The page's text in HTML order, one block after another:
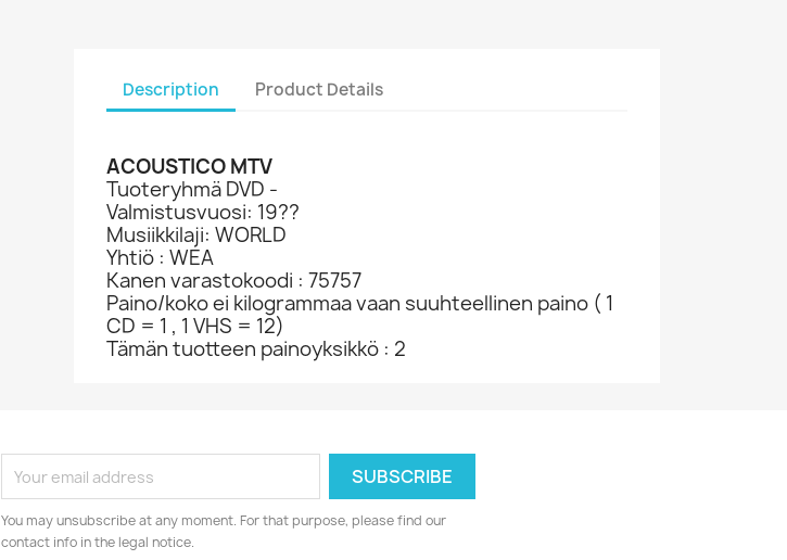
Description Product Details
ACOUSTICO MTV
Tuoteryhmä DVD -
Valmistusvuosi: 19??
Musiikkilaji: WORLD
Yhtiö : WEA
Kanen varastokoodi : 75757
Paino/koko ei kilogrammaa vaan suuhteellinen paino ( 1
CD = 1 , 1 VHS = 12)
Tämän tuotteen painoyksikkö : 2
You may unsubscribe at any moment. For that purpose, please find our
contact info in the legal notice.